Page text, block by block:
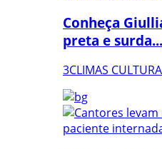
Conheça
preta e surda...
3CLIMAS CULTURA